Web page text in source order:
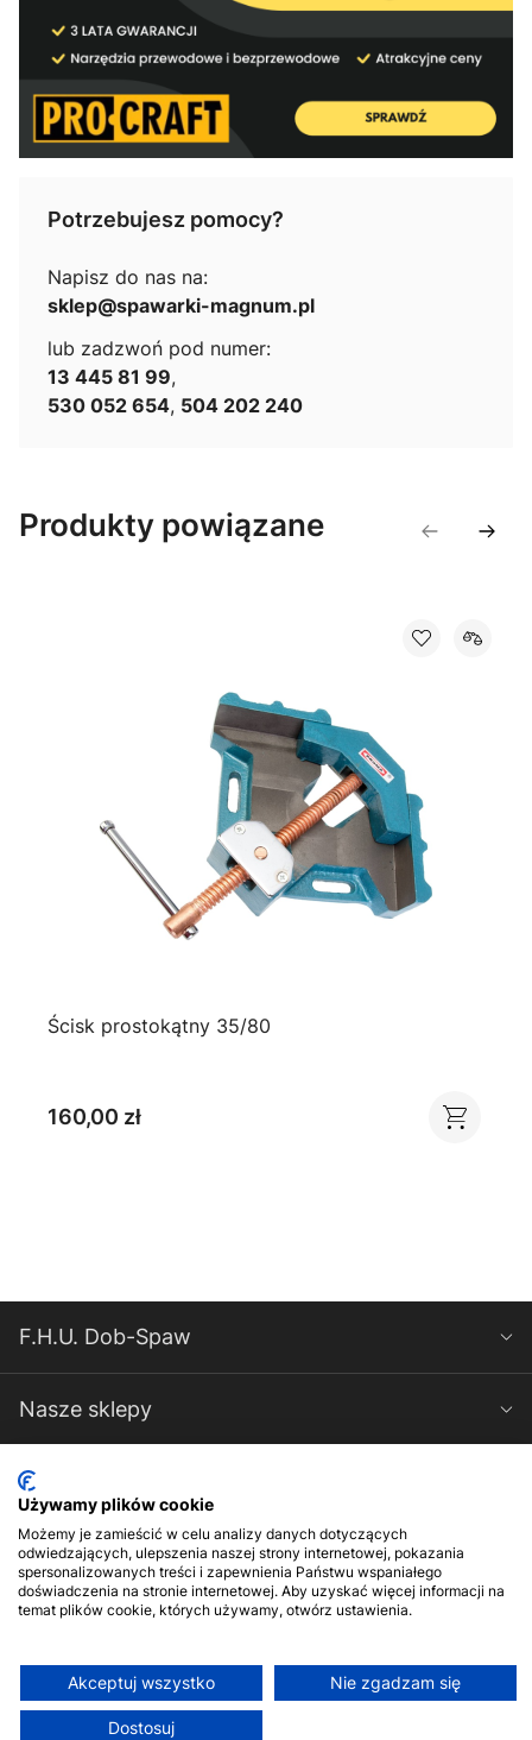
Potrzebujesz pomocy?
Napisz do nas na:
sklep@spawarki-magnum.pl
lub zadzwoń pod numer:
13 445 81 99,
530 052 654, 504 202 240
Produkty powiązane
Ścisk prostokątny 35/80
160,00 zł
F.H.U. Dob-Spaw
Nasze sklepy
Spawarki-Magnum
Kontakt
© 2017-2026 F.H.U. Dob-Spaw. Wszelkie prawa zastrzeżone
Używamy plików cookie
Możemy je zamieścić w celu analizy danych dotyczących
odwiedzających, ulepszenia naszej strony internetowej, pokazania
spersonalizowanych treści i zapewnienia Państwu wspaniałego
doświadczenia na stronie internetowej. Aby uzyskać więcej informacji na
temat plików cookie, których używamy, otwórz ustawienia.
Akceptuj wszystko Nie zgadzam się
Dostosuj